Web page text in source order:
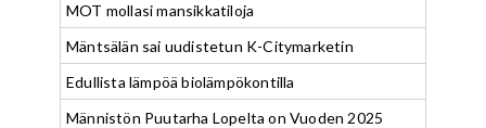
MOT mollasi mansikkatiloja
Mäntsälän sai uudistetun K-Citymarketin
Edullista lämpöä biolämpökontilla
Männistön Puutarha Lopelta on Vuoden 2025